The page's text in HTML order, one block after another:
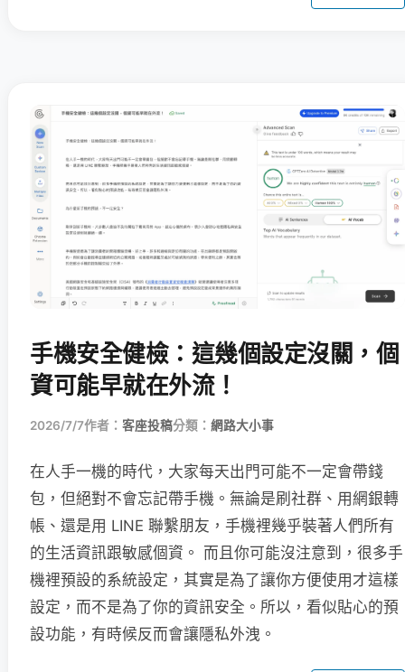
手機安全健檢：這幾個設定沒關，個
資可能早就在外流！
2026/7/7作者： 客座投稿分類： 網路大小事
在人手一機的時代，大家每天出門可能不一定會帶錢
包，但絕對不會忘記帶手機。無論是刷社群、用網銀轉
帳、還是用 LINE 聯繫朋友，手機裡幾乎裝著人們所有
的生活資訊跟敏感個資。 而且你可能沒注意到，很多手
機裡預設的系統設定，其實是為了讓你方便使用才這樣
設定，而不是為了你的資訊安全。所以，看似貼心的預
設功能，有時候反而會讓隱私外洩。